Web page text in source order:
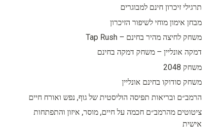
תרגילי זיכרון חינם למבוגרים
מבחן אימון מוחי לשיפור הזיכרון
משחק לחיצה מהיר בחינם – Tap Rush
דמקה אונליין – משחק דמקה בחינם
משחק 2048
משחק סודוקו בחינם אונליין
הרמב״ם ובריאות תפיסה הוליסטית של גוף, נפש ואורח חיים
ציטוטים מהרמב״ם חכמה על חיים, מוסר, איזון והתפתחות
אישית